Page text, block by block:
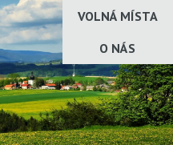
VOLNÁ MÍSTA
O NÁS